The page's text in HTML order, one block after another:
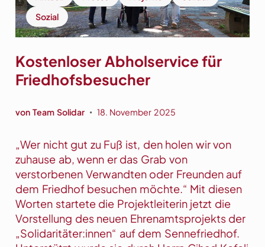
h
e
a
M
U
i
–
g
e
h
t
i
n
Sozial
Kostenloser Abholservice für
Friedhofsbesucher
von Team Solidar • 18. November 2025
„Wer nicht gut zu Fuß ist, den holen wir von
zuhause ab, wenn er das Grab von
verstorbenen Verwandten oder Freunden auf
dem Friedhof besuchen möchte.“ Mit diesen
Worten startete die Projektleiterin jetzt die
Vorstellung des neuen Ehrenamtsprojekts der
„Solidaritäter:innen“ auf dem Sennefriedhof.